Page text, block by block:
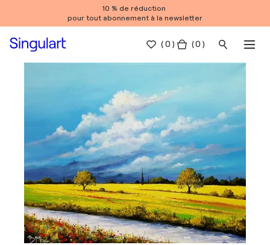
10 % de réduction
pour tout abonnement à la newsletter
(0 ) ( 0 )